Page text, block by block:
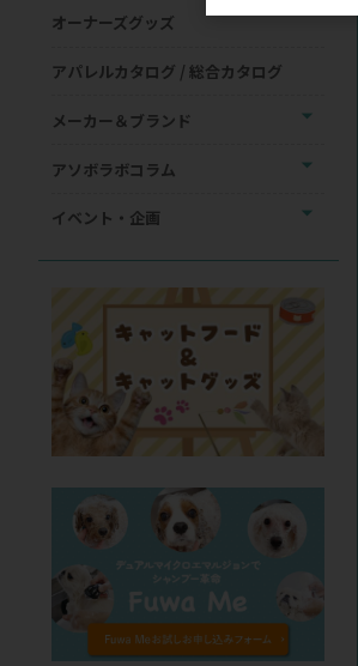
オーナーズグッズ
アパレルカタログ / 総合カタログ
メーカー＆ブランド
アソボラボコラム
イベント・企画